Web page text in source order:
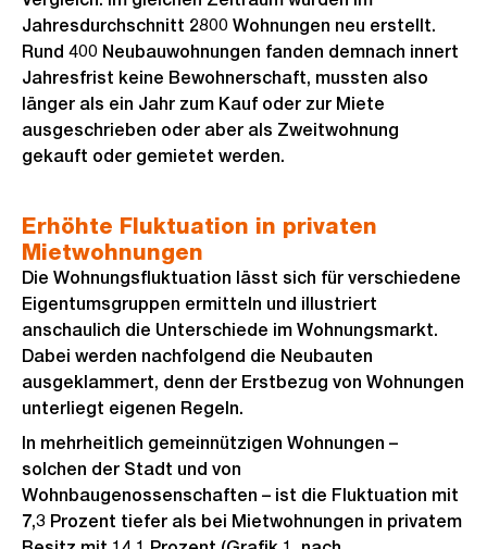
Jahresdurchschnitt 2800 Wohnungen neu erstellt.
Rund 400 Neubauwohnungen fanden demnach innert
Jahresfrist keine Bewohnerschaft, mussten also
länger als ein Jahr zum Kauf oder zur Miete
ausgeschrieben oder aber als Zweitwohnung
gekauft oder gemietet werden.
Erhöhte Fluktuation in privaten
Mietwohnungen
Die Wohnungsfluktuation lässt sich für verschiedene
Eigentumsgruppen ermitteln und illustriert
anschaulich die Unterschiede im Wohnungsmarkt.
Dabei werden nachfolgend die Neubauten
ausgeklammert, denn der Erstbezug von Wohnungen
unterliegt eigenen Regeln.
In mehrheitlich gemeinnützigen Wohnungen –
solchen der Stadt und von
Wohnbaugenossenschaften – ist die Fluktuation mit
7,3 Prozent tiefer als bei Mietwohnungen in privatem